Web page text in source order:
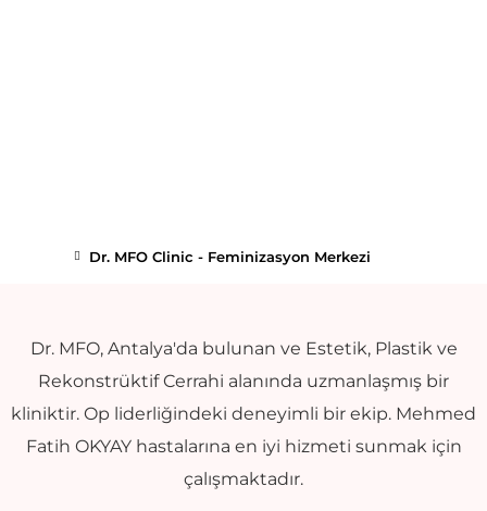
Dr. MFO Clinic - Feminizasyon Merkezi
Dr. MFO, Antalya'da bulunan ve Estetik, Plastik ve
Rekonstrüktif Cerrahi alanında uzmanlaşmış bir
kliniktir. Op liderliğindeki deneyimli bir ekip. Mehmed
Fatih OKYAY hastalarına en iyi hizmeti sunmak için
çalışmaktadır.